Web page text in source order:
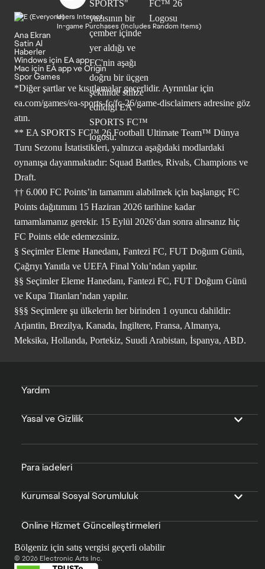
Users Interact
In-game Purchases (Includes Random Items)
Ana Ekran
Satin Al
Haberler
Windows için EA app
Mac için EA app ve Origin
Spor Games
*Diğer şartlar ve kısıtlamalar geçerlidir. Ayrıntılar için
ea.com/games/ea-sports-fc/fc-26/game-disclaimers adresine göz
atın.
** EA SPORTS FC™ 26 Football Ultimate Team™ Dünya
Turu Sezonu İstatistikleri, yalnızca aşağıdaki modlardaki
oynanışa dayanmaktadır: Squad Battles, Rivals, Champions ve
Draft.
†† 6.000 FC Points’in tamamını alabilmek için başlangıç FC
Points dağıtımını 15 Haziran 2026 tarihine kadar
tamamlamanız gerekir. 15 Eylül 2026’dan sonra alırsanız hiç
FC Points elde edemezsiniz.
§ Seçimler Eleme Hanedanı, Fantezi FC, FUT Doğum Günü,
Çağrıyı Yanıtla ve UEFA Final Yolu’ndan yapılır.
§§ Seçimler Eleme Hanedanı, Fantezi FC, FUT Doğum Günü
ve Kupa Titanları’ndan yapılır.
§§§ Seçimlere şu ülkelerin her birinden 1 oyuncu dahildir:
Arjantin, Brezilya, Kanada, İngiltere, Fransa, Almanya,
Meksika, Hollanda, Portekiz, Suudi Arabistan, İspanya, ABD.
Yardım
Yasal ve Gizlilik
Para iadeleri
Kurumsal Sosyal Sorumluluk
Online Hizmet Güncelleştirmeleri
Bölgeniz için satış vergisi geçerli olabilir
© 2026 Electronic Arts Inc.